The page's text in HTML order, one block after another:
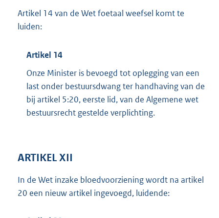
Artikel 14 van de Wet foetaal weefsel komt te
luiden:
Artikel 14
Onze Minister is bevoegd tot oplegging van een
last onder bestuursdwang ter handhaving van de
bij artikel 5:20, eerste lid, van de Algemene wet
bestuursrecht gestelde verplichting.
ARTIKEL XII
In de Wet inzake bloedvoorziening wordt na artikel
20 een nieuw artikel ingevoegd, luidende: